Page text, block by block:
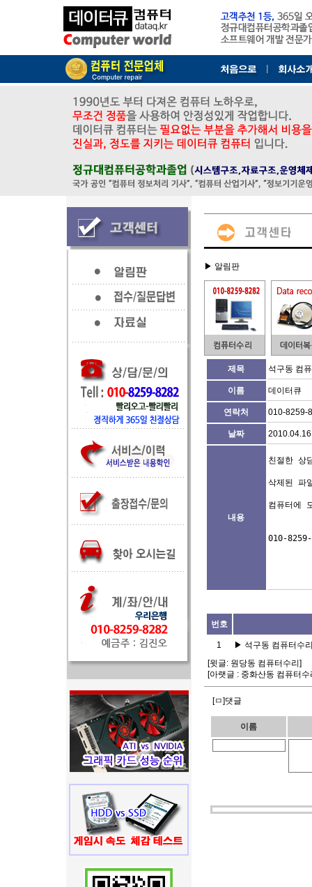
▶ 알림판
제목 석구동 컴
이름 데이터큐
연락처 010-8259-
날짜
내용
친절한 상
삭제된 파
컴퓨터에
010-
번호
1 ▶ 석구동 컴퓨터수
[윗글: 원당동 컴퓨터수리 ]
[아랫글 : 중화산동 컴퓨터수
[ㅁ]댓글
이름